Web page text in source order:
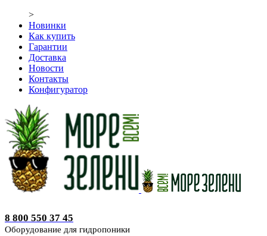
>
Новинки
Как купить
Гарантии
Доставка
Новости
Контакты
Конфигуратор
8 800 550 37 45
Оборудование для гидропоники